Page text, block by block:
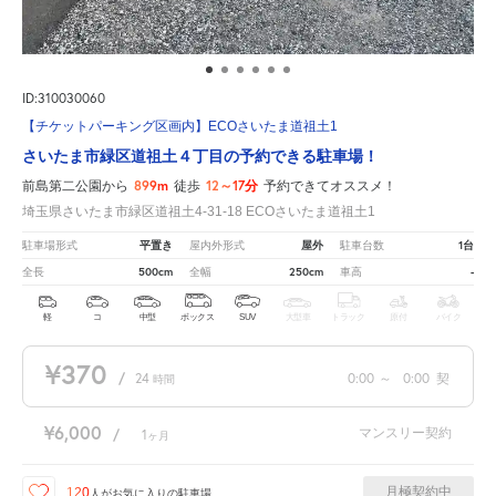
ID:310030060
【チケットパーキング区画内】ECOさいたま道祖土1
さいたま市緑区道祖土４丁目の予約できる駐車場！
前島第二公園から 899m 徒歩 12～17分 予約できてオススメ！
埼玉県さいたま市緑区道祖土4-31-18 ECOさいたま道祖土1
駐車場形式 平置き 屋内外形式 屋外 駐車台数 1台
全長 500cm 全幅 250cm 車高 -
軽 コ 中型 ボックス SUV 大型車 トラック 原付 バイク
¥370 / 24 時間 0:00 ～ 0:00 契
¥6,000 / 1 ヶ月 マンスリー契約
120 人がお気に入りの駐車場 月極契約中